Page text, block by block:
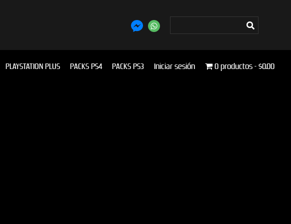
PLAYSTATION PLUS PACKS PS4 PACKS PS3 Iniciar sesión 0 productos $0.00